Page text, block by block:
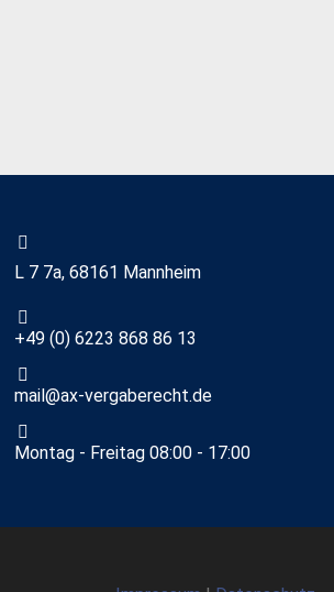
L 7 7a, 68161 Mannheim
+49 (0) 6223 868 86 13
mail@ax-vergaberecht.de
Montag - Freitag 08:00 - 17:00